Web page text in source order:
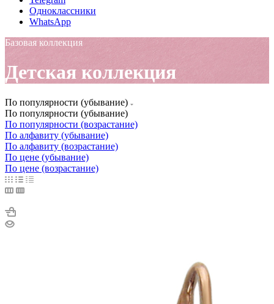
Одноклассники
WhatsApp
Базовая коллекция
Детская коллекция
По популярности (убывание)
По популярности (убывание)
По популярности (возрастание)
По алфавиту (убывание)
По алфавиту (возрастание)
По цене (убывание)
По цене (возрастание)